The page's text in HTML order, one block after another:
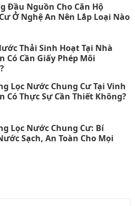
Đầu Nguồn Cho Căn Hộ
Ở Nghệ An Nên Lắp Loại Nào
Thải Sinh Hoạt Tại Nhà
Có Cần Giấy Phép Môi
Lọc Nước Chung Cư Tại Vinh
Có Thực Sự Cần Thiết Không?
Lọc Nước Chung Cư: Bí
Sạch, An Toàn Cho Mọi